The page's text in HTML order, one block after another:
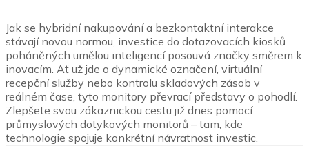
Jak se hybridní nakupování a bezkontaktní interakce
stávají novou normou, investice do dotazovacích kiosků
poháněných umělou inteligencí posouvá značky směrem k
inovacím. Ať už jde o dynamické označení, virtuální
recepční služby nebo kontrolu skladových zásob v
reálném čase, tyto monitory převrací představy o pohodlí.
Zlepšete svou zákaznickou cestu již dnes pomocí
průmyslových dotykových monitorů – tam, kde
technologie spojuje konkrétní návratnost investic.